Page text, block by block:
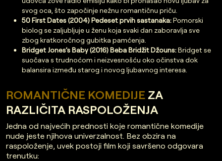
svog oca, što započinje nežnu romantičnu priču.
50 First Dates (2004) Pedeset prvih sastanaka:Pomorski
biolog se zaljubljuje u ženu koja svaki dan zaboravlja sve
zbog kratkoročnog gubitka pamćenja.
Bridget Jones’s Baby (2016) Beba Bridžit Džouns:Bridget se
suočava s trudnoćom i neizvesnošću oko očinstva dok
balansira između starog i novog ljubavnog interesa.
ROMANTIČNE KOMEDIJE ZA
RAZLIČITA RASPOLOŽENJA
Jedna od najvećih prednosti koje romantične komedije
nude jeste njihova univerzalnost. Bez obzira na
raspoloženje, uvek postoji film koji savršeno odgovara
trenutku: